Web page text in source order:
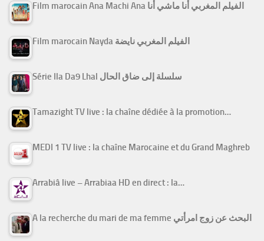
Film marocain Ana Machi Ana الفيلم المغربي أنا ماشي أنا
Film marocain Nayda الفيلم المغربي نايضة
Série Ila Da9 Lhal سلسلة إلى ضاق الحال
Tamazight TV live : la chaîne dédiée à la promotion…
MEDI 1 TV live : la chaîne Marocaine et du Grand Maghreb
Arrabiâ live – Arrabiaa HD en direct : la…
A la recherche du mari de ma femme البحث عن زوج امرأتي